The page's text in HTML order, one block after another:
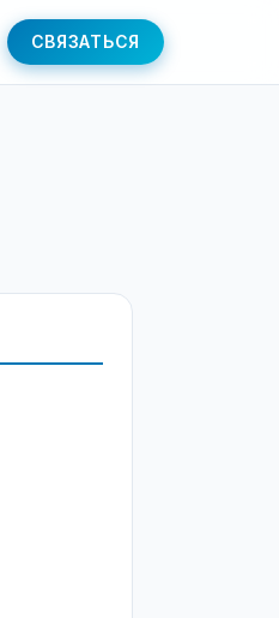
СВЯЗАТЬСЯ